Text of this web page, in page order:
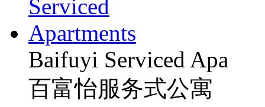
Baifuyi Serviced Apa
百富怡服务式公寓